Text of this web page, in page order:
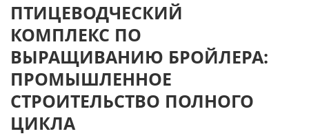
ПТИЦЕВОДЧЕСКИЙ
КОМПЛЕКС ПО
ВЫРАЩИВАНИЮ БРОЙЛЕРА:
ПРОМЫШЛЕННОЕ
СТРОИТЕЛЬСТВО ПОЛНОГО
ЦИКЛА